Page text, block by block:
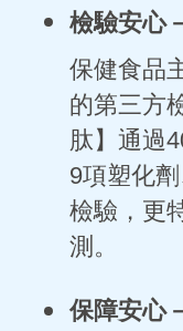
檢驗安心
保健食品
的第三方
肽】通過
9項塑化
檢驗，更
測。
保障安心